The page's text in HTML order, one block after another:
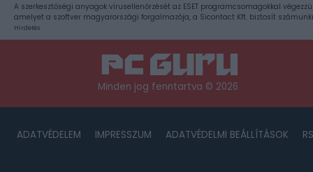
A szerkesztőségi anyagok vírusellenőrzését az ESET programcsomagokkal
amelyet a szoftver magyarországi forgalmazója, a Sicontact Kft. biztosít
Hirdetés
Minden jog fenntartva © 2026
ADATVÉDELEM IMPRESSZUM ADATVÉDELMI BEÁLLÍTÁSOK